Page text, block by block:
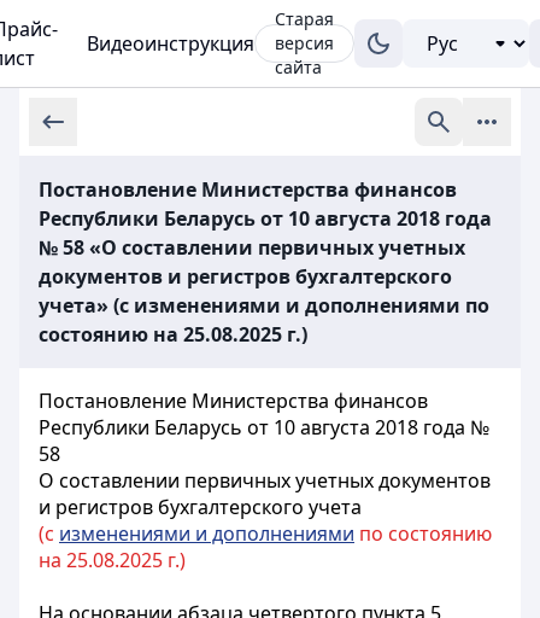
Видеоинструкция
Старая
версия
сайта
Постановление Министерства финансов
Республики Беларусь от 10 августа 2018 года
№ 58 «О составлении первичных учетных
документов и регистров бухгалтерского
учета» (с изменениями и дополнениями по
состоянию на 25.08.2025 г.)
Постановление Министерства финансов
Республики Беларусь от 10 августа 2018 года №
58
О составлении первичных учетных документов
и регистров бухгалтерского учета
(с изменениями и дополнениями по состоянию
на 25.08.2025 г.)